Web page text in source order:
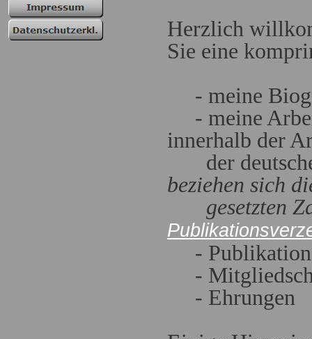
Herzlich
Sie eine
- meine
- meine
innerhalb der
der
beziehen sich
gesetzten
-
-
- Ehrungen